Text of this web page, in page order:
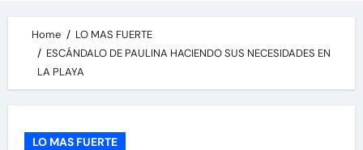
Home
LO MAS FUERTE
ESCÁNDALO DE PAULINA HACIENDO SUS NECESIDADES EN
LA PLAYA
LO MAS FUERTE